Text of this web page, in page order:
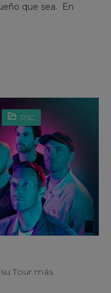
que sea. En
RSC
Tour más